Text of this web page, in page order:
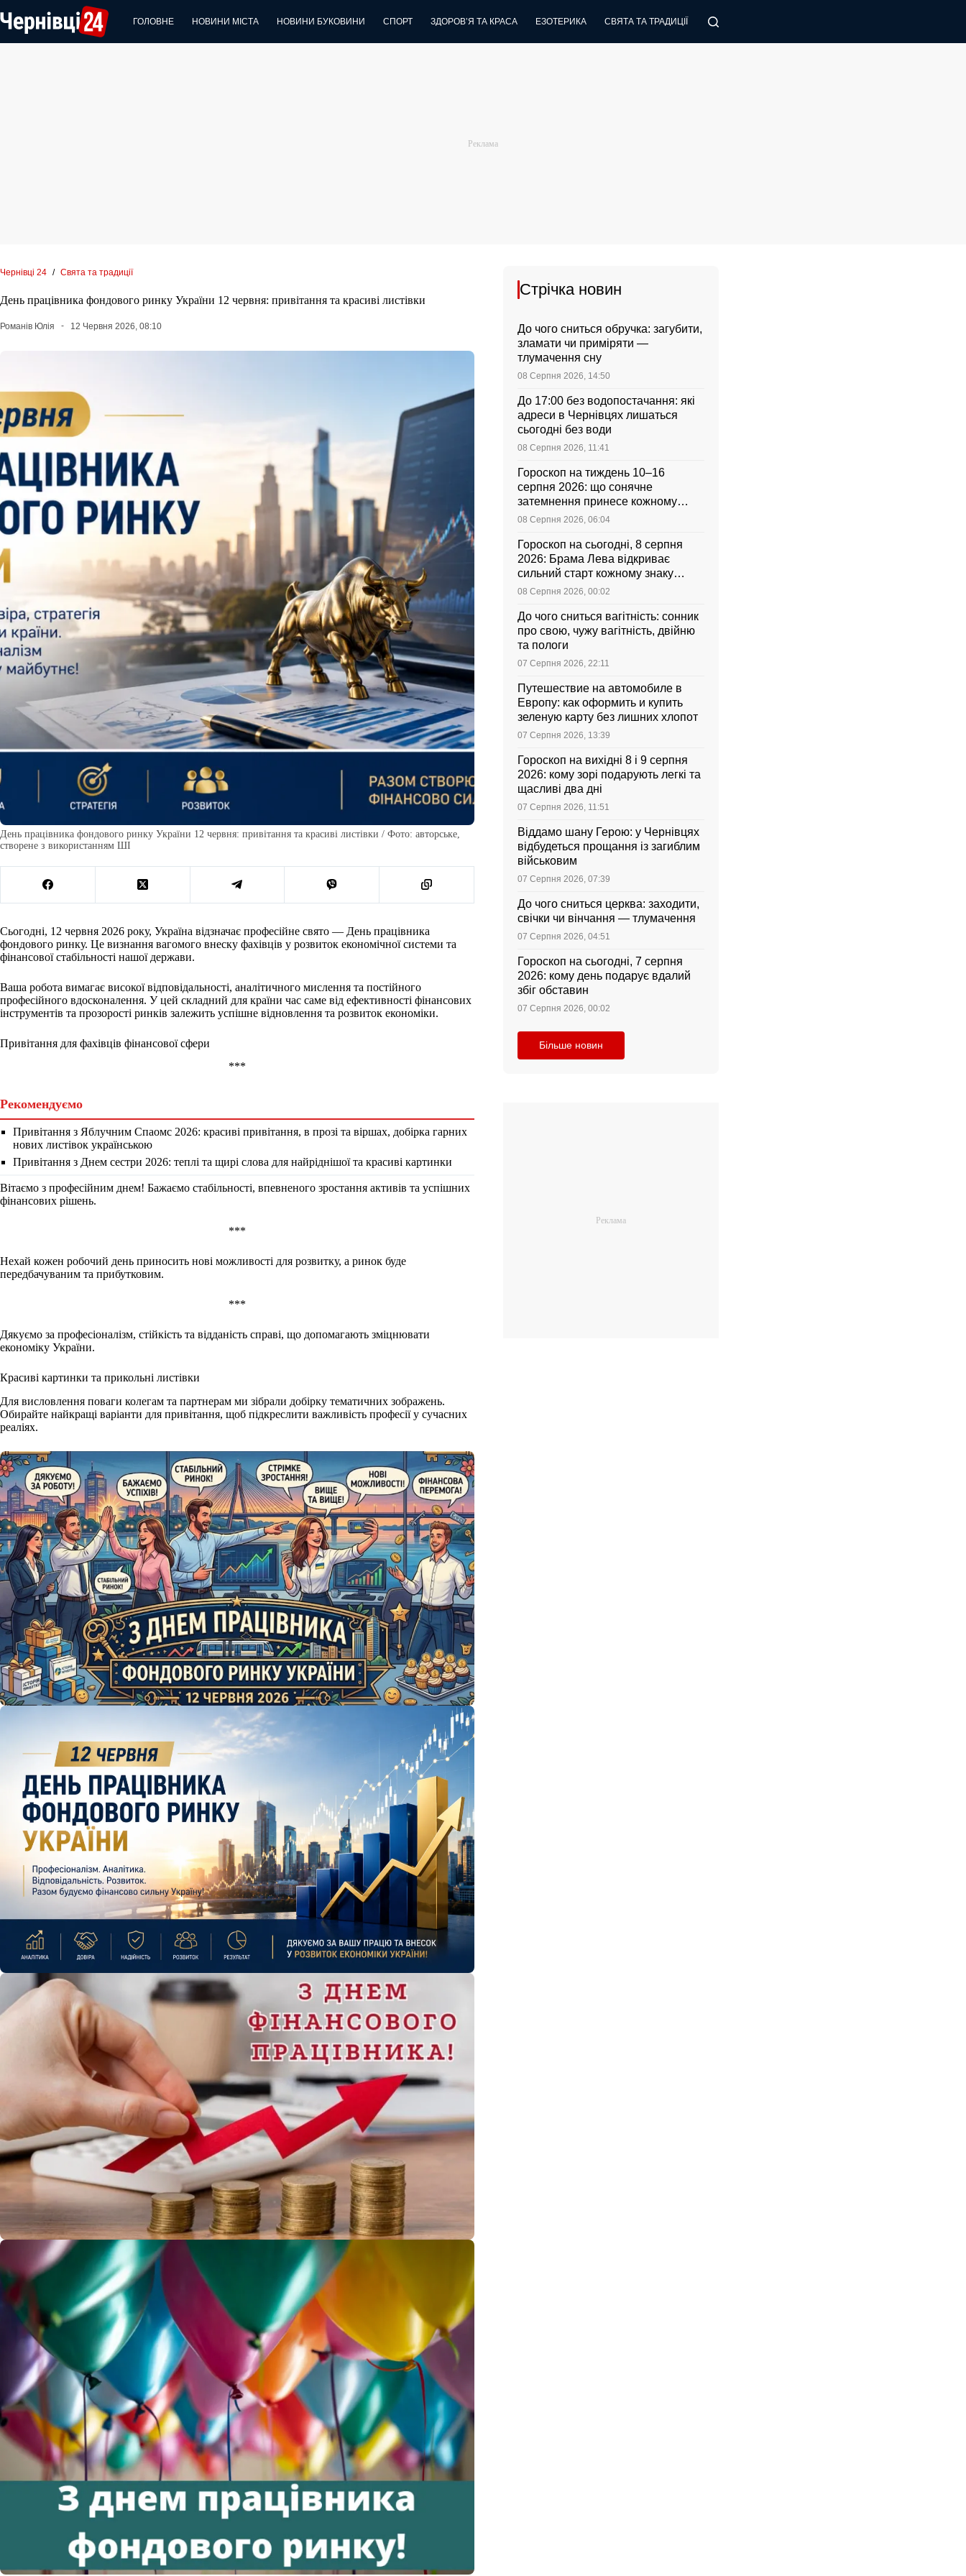
до
вмісту
ГОЛОВНЕ НОВИНИ МІСТА НОВИНИ БУКОВИНИ СПОРТ ЗДОРОВ’Я ТА КРАСА ЕЗОТЕРИКА СВЯТА ТА ТРАДИЦІЇ ПОРАДИ
Чернівці 24 / Свята та традиції
День працівника фондового ринку України 12 червня: привітання та красиві листівки
Романів Юлія 12 Червня 2026, 08:10
День працівника фондового ринку України 12 червня: привітання та красиві листівки / Фото: авторське,
створене з використанням ШІ
Сьогодні, 12 червня 2026 року, Україна відзначає професійне свято — День працівника
фондового ринку. Це визнання вагомого внеску фахівців у розвиток економічної системи та
фінансової стабільності нашої держави.
Ваша робота вимагає високої відповідальності, аналітичного мислення та постійного
професійного вдосконалення. У цей складний для країни час саме від ефективності фінансових
інструментів та прозорості ринків залежить успішне відновлення та розвиток економіки.
Привітання для фахівців фінансової сфери
***
Рекомендуємо
Привітання з Яблучним Спаомс 2026: красиві привітання, в прозі та віршах, добірка гарних
нових листівок українською
Привітання з Днем сестри 2026: теплі та щирі слова для найріднішої та красиві картинки
Вітаємо з професійним днем! Бажаємо стабільності, впевненого зростання активів та успішних
фінансових рішень.
***
Нехай кожен робочий день приносить нові можливості для розвитку, а ринок буде
передбачуваним та прибутковим.
***
Дякуємо за професіоналізм, стійкість та відданість справі, що допомагають зміцнювати
економіку України.
Красиві картинки та прикольні листівки
Для висловлення поваги колегам та партнерам ми зібрали добірку тематичних зображень.
Обирайте найкращі варіанти для привітання, щоб підкреслити важливість професії у сучасних
реаліях.
Стрічка новин
До чого сниться обручка: загубити,
зламати чи приміряти —
тлумачення сну
08 Серпня 2026, 14:50
До 17:00 без водопостачання: які
адреси в Чернівцях лишаться
сьогодні без води
08 Серпня 2026, 11:41
Гороскоп на тиждень 10–16
серпня 2026: що сонячне
затемнення принесе кожному
знаку зодіаку
08 Серпня 2026, 06:04
Гороскоп на сьогодні, 8 серпня
2026: Брама Лева відкриває
сильний старт кожному знаку
зодіаку
08 Серпня 2026, 00:02
До чого сниться вагітність: сонник
про свою, чужу вагітність, двійню
та пологи
07 Серпня 2026, 22:11
Путешествие на автомобиле в
Европу: как оформить и купить
зеленую карту без лишних хлопот
07 Серпня 2026, 13:39
Гороскоп на вихідні 8 і 9 серпня
2026: кому зорі подарують легкі та
щасливі два дні
07 Серпня 2026, 11:51
Віддамо шану Герою: у Чернівцях
відбудеться прощання із загиблим
військовим
07 Серпня 2026, 07:39
До чого сниться церква: заходити,
свічки чи вінчання — тлумачення
07 Серпня 2026, 04:51
Гороскоп на сьогодні, 7 серпня
2026: кому день подарує вдалий
збіг обставин
07 Серпня 2026, 00:02
Більше новин